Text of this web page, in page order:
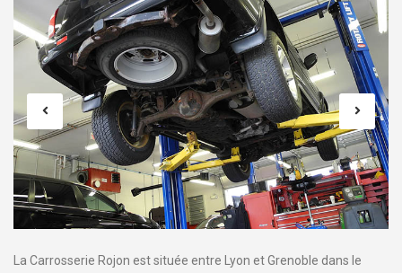
La Carrosserie Rojon est située entre Lyon et Grenoble dans le